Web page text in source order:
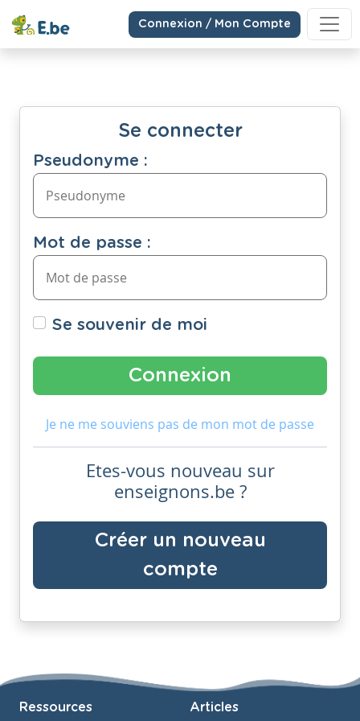
Connexion / Mon Compte
Se connecter
Pseudonyme :
Mot de passe :
Se souvenir de moi
Je ne me souviens pas de mon mot de passe
Etes-vous nouveau sur
enseignons.be ?
Créer un nouveau
compte
Ressources Articles